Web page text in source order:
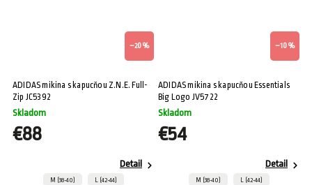
–20 %
ADIDAS mikina s kapucňou Z.N.E. Full-
Zip JC5392
Skladom
€88
Detail
M (38-40) L (42-44)
–10 %
ADIDAS mikina s kapucňou Essentials
Big Logo JV5722
Skladom
€54
Detail
M (38-40) L (42-44)